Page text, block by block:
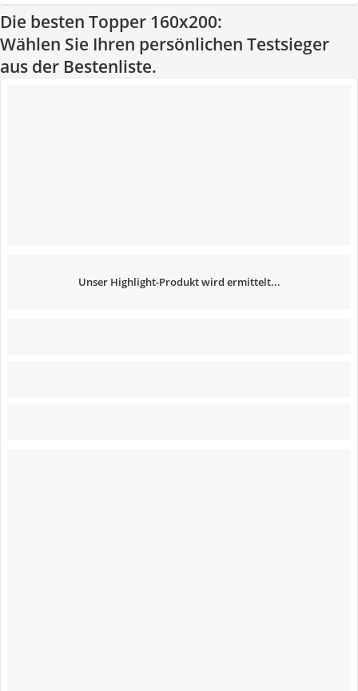
Die besten Topper 160x200:
Wählen Sie Ihren persönlichen Testsieger
aus der Bestenliste.
Unser Highlight-Produkt wird ermittelt...